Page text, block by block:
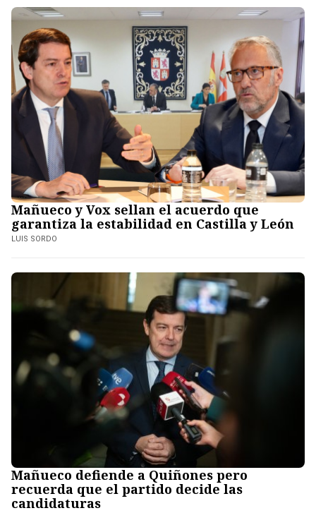
Mañueco y Vox sellan el acuerdo que
garantiza la estabilidad en Castilla y León
LUIS SORDO
Mañueco defiende a Quiñones pero
recuerda que el partido decide las
candidaturas